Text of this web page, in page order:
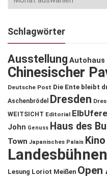
Schlagwörter
Ausstellung Autohaus
Chinesischer
Deutsche Post Die Ente bleibt
Aschenbrödel
Dresden
WEITSICHT Editorial
John Genuss Haus des
Town Japanisches Palais Kino
Lesung Loriot Meißen Open